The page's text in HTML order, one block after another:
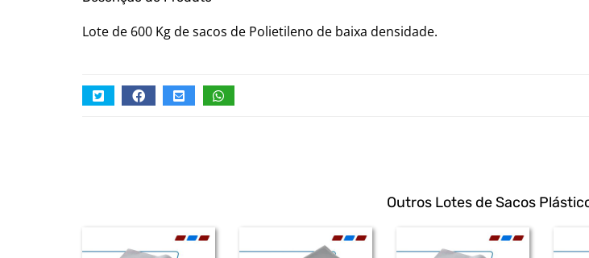
Lote de 600 Kg de sacos de Polietileno de baixa densidade.
Outros Lotes de Sacos